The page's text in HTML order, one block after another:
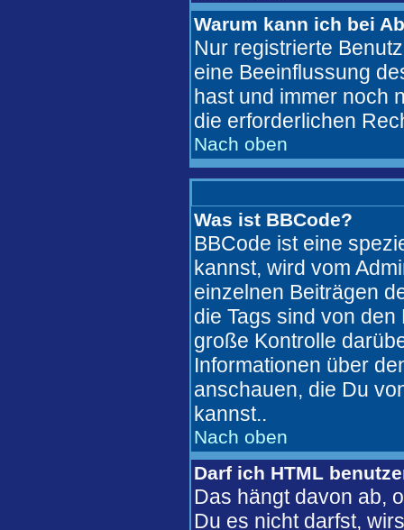
Warum kann ich bei
Nur registrierte
eine Beeinflussung
hast und immer noch
die erforderlichen
Nach oben
Was ist BBCode?
BBCode ist eine
kannst, wird vom
einzelnen Beiträgen
die Tags sind von
große Kontrolle
Informationen über
anschauen, die Du
kannst..
Nach oben
Darf ich HTML
Das hängt davon ab,
Du es nicht darfst,